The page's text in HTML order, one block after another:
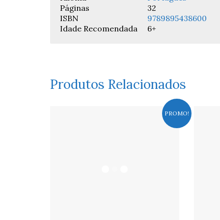
Páginas
32
ISBN
9789895438600
Idade Recomendada
6+
Produtos Relacionados
PROMO!